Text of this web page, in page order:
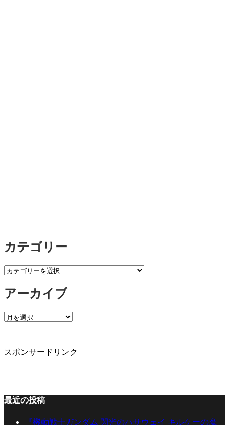
カテゴリー
カ
ゴ
ー
アーカイブ
ア
イ
スポンサードリンク
最近の投稿
『機動戦士ガンダム 閃光のハサウェイ キルケーの魔